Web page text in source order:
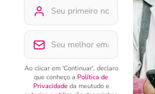
Ao clicar em 'Continuar', declaro
que conheço a Política de
Privacidadeda meutudo e